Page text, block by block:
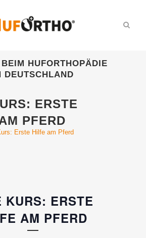
HUFORTHOPÄDIE
DEUTSCHLAND
ERSTE
PFERD
Erste Hilfe am Pferd
KURS: ERSTE
AM PFERD